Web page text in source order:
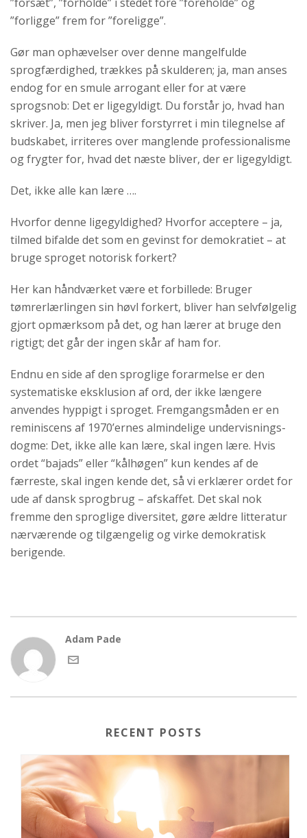
”forligge” frem for ”foreligge”.
Gør man ophævelser over denne mangelfulde
sprogfærdighed, trækkes på skulderen; ja, man anses
endog for en smule arrogant eller for at være
sprogsnob: Det er ligegyldigt. Du forstår jo, hvad han
skriver. Ja, men jeg bliver forstyrret i min tilegnelse af
budskabet, irriteres over manglende professionalisme
og frygter for, hvad det næste bliver, der er ligegyldigt.
Det, ikke alle kan lære ….
Hvorfor denne ligegyldighed? Hvorfor acceptere – ja,
tilmed bifalde det som en gevinst for demokratiet – at
bruge sproget notorisk forkert?
Her kan håndværket være et forbillede: Bruger
tømrerlærlingen sin høvl forkert, bliver han selvfølgelig
gjort opmærksom på det, og han lærer at bruge den
rigtigt; det går der ingen skår af ham for.
Endnu en side af den sproglige forarmelse er den
systematiske eksklusion af ord, der ikke længere
anvendes hyppigt i sproget. Fremgangsmåden er en
reminiscens af 1970’ernes almindelige undervisnings-
dogme: Det, ikke alle kan lære, skal ingen lære. Hvis
ordet “bajads” eller “kålhøgen” kun kendes af de
færreste, skal ingen kende det, så vi erklærer ordet for
ude af dansk sprogbrug – afskaffet. Det skal nok
fremme den sproglige diversitet, gøre ældre litteratur
nærværende og tilgængelig og virke demokratisk
berigende.
Adam Pade
RECENT POSTS